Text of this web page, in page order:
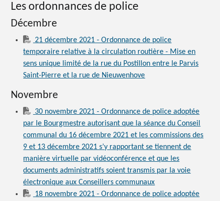
Les ordonnances de police
Décembre
21 décembre 2021 - Ordonnance de police
temporaire relative à la circulation routière - Mise en
sens unique limité de la rue du Postillon entre le Parvis
Saint-Pierre et la rue de Nieuwenhove
Novembre
30 novembre 2021 - Ordonnance de police adoptée
par le Bourgmestre autorisant que la séance du Conseil
communal du 16 décembre 2021 et les commissions des
9 et 13 décembre 2021 s’y rapportant se tiennent de
manière virtuelle par vidéoconférence et que les
documents administratifs soient transmis par la voie
électronique aux Conseillers communaux
18 novembre 2021 - Ordonnance de police adoptée